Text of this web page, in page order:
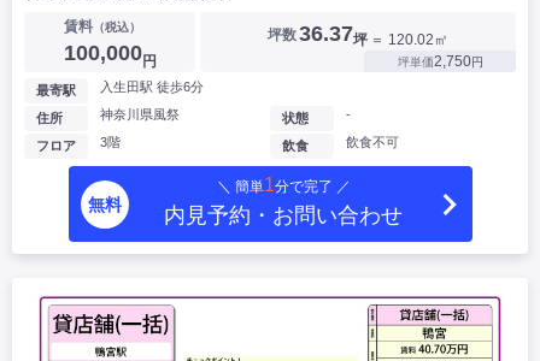
賃料（税込）
100,000円
坪数36.37坪 ＝ 120.02㎡
坪単価2,750円
最寄駅 入生田駅 徒歩6分
住所 神奈川県風祭
フロア 3階
状態 -
飲食 飲食不可
無料
＼ 簡単1分で完了 ／
内見予約・お問い合わせ